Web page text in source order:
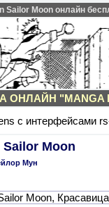
Sailor Moon онлайн
ОНЛАЙН "MANGA
с интерфейсами
Sailor Moon
Мун